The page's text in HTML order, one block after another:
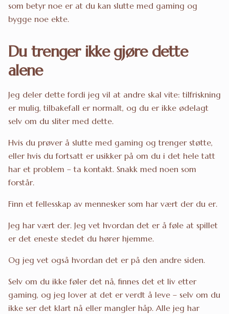
som betyr noe er at du kan slutte med gaming og
bygge noe ekte.
Du trenger ikke gjøre dette
alene
Jeg deler dette fordi jeg vil at andre skal vite: tilfriskning
er mulig, tilbakefall er normalt, og du er ikke ødelagt
selv om du sliter med dette.
Hvis du prøver å slutte med gaming og trenger støtte,
eller hvis du fortsatt er usikker på om du i det hele tatt
har et problem – ta kontakt. Snakk med noen som
forstår.
Finn et fellesskap av mennesker som har vært der du er.
Jeg har vært der. Jeg vet hvordan det er å føle at spillet
er det eneste stedet du hører hjemme.
Og jeg vet også hvordan det er på den andre siden.
Selv om du ikke føler det nå, finnes det et liv etter
gaming, og jeg lover at det er verdt å leve – selv om du
ikke ser det klart nå eller mangler håp. Alle jeg har